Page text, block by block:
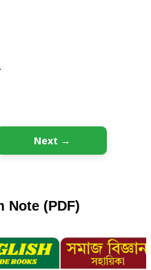
Next →
Note (PDF)